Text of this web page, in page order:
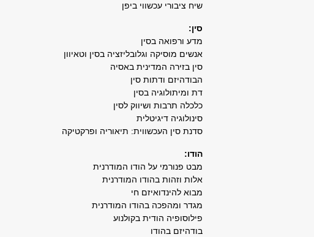
שיח ציבורי עכשווי ביפן
סין:
מדע ורפואה בסין
אנשים מוסיקה וגלובליזציה בסין וטאיוון
סין בזירה המדינית באסיה
הבודהיזם ודתות סין
דת ומיתולוגיה בסין
כלכלה תרבות ושיווק לסין
סינולוגיה דיגיטלית
סדנת סין העכשווית: תיאוריה ופרקטיקה
הודו:
מבט פנורמי על הודו המודרנית
אלות וזהות בהודו המודרנית
מבוא להינדואיזם חי
מגדר ומהפכה בהודו המודרנית
פילוסופיה הודית בקולנוע
בודהיזם בהודו